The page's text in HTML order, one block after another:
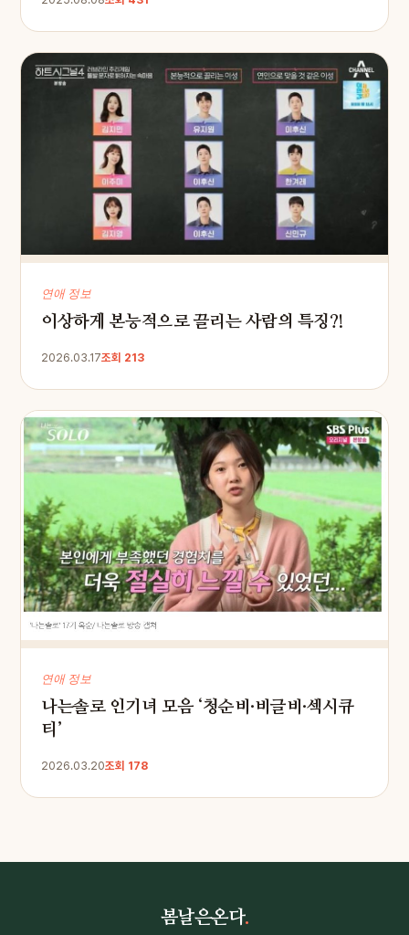
연애 정보
이상하게 본능적으로 끌리는 사람의 특징?!
2026.03.17조회 213
연애 정보
나는솔로 인기녀 모음 ‘청순비·비글비·섹시큐
티’
2026.03.20조회 178
봄날은온다.